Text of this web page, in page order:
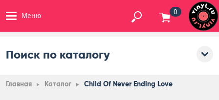
Меню 0
Поиск по каталогу
Главная Каталог Child Of Never Ending Love